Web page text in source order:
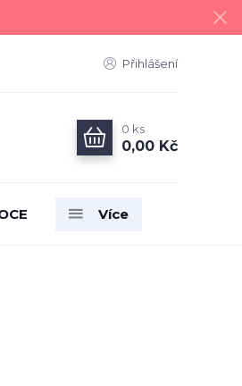
Přihlášení
0 ks
0,00 Kč
Více